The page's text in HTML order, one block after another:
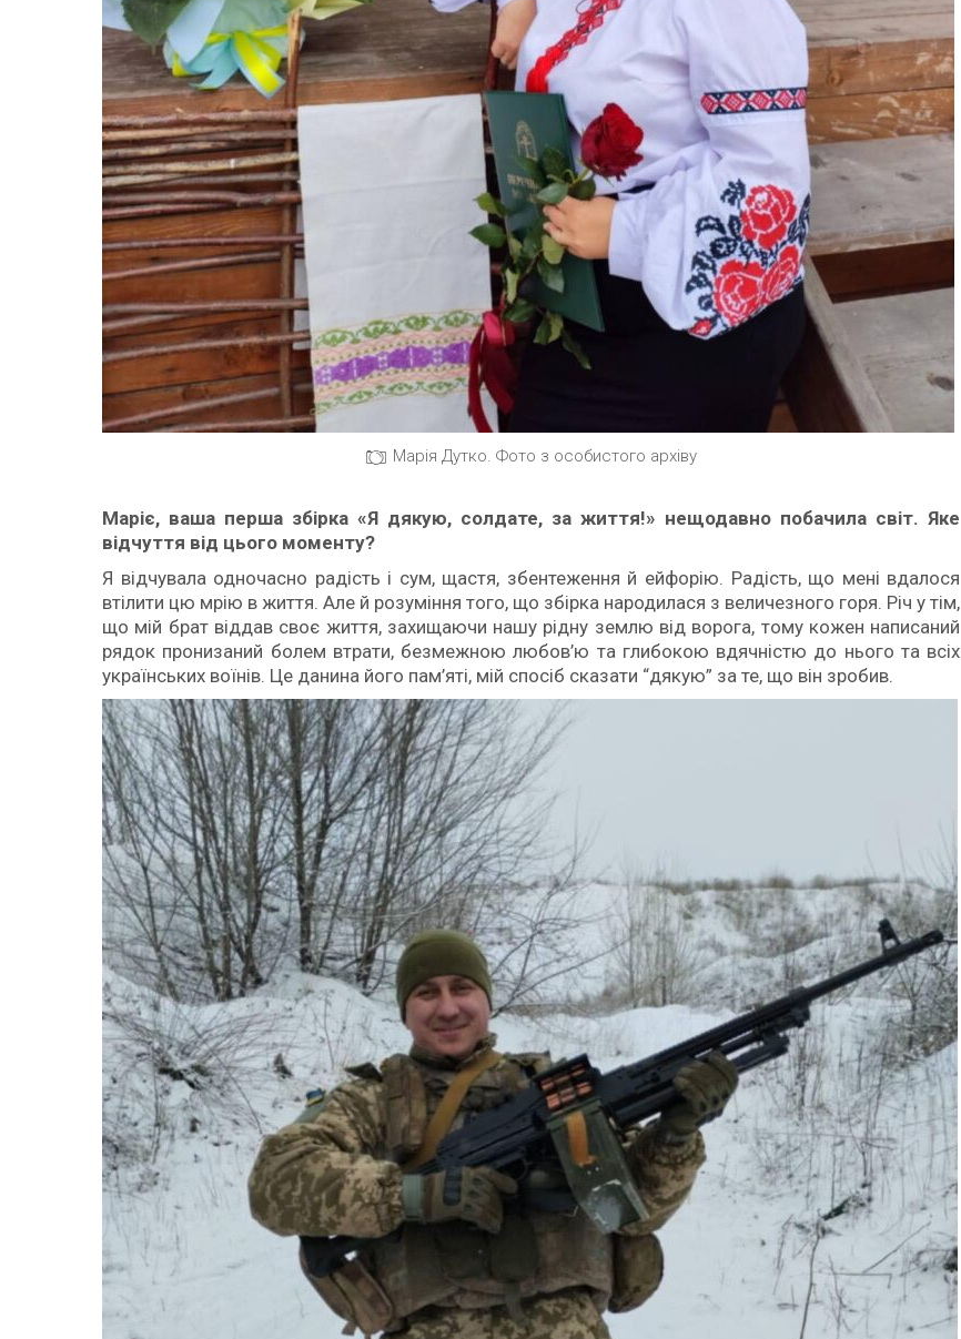
Марія Дутко. Фото з особистого архіву
Маріє, ваша перша збірка«Я дякую, солдате, за життя!» нещодавно побачила світ. Яке
відчуття від цього моменту?
Я відчувала одночасно радість і сум, щастя, збентеження й ейфорію. Радість, що мені вдалося
втілити цю мрію в життя. Але й розуміння того, що збірка народилася з величезного горя. Річ у тім,
що мій брат віддав своє життя, захищаючи нашу рідну землю від ворога, тому кожен написаний
рядок пронизаний болем втрати, безмежною любов’ю та глибокою вдячністю до нього та всіх
українських воїнів. Це данина його пам’яті, мій спосіб сказати “дякую” за те, що він зробив.